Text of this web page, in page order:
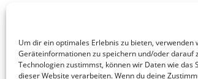
Um dir ein optimales Erlebnis zu bieten, verwenden
Geräteinformationen zu speichern und/oder darauf
Technologien zustimmst, können wir Daten wie
dieser Website verarbeiten. Wenn du deine